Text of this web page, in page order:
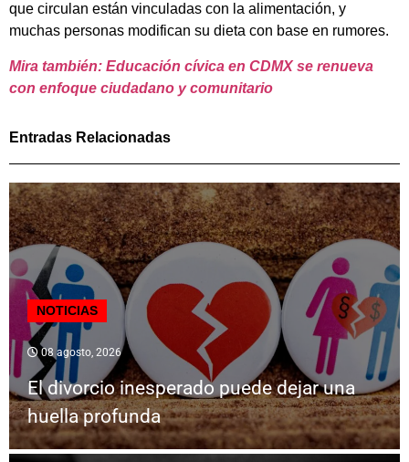
que circulan están vinculadas con la alimentación, y
muchas personas modifican su dieta con base en rumores.
Mira también: Educación cívica en CDMX se renueva
con enfoque ciudadano y comunitario
Entradas Relacionadas
NOTICIAS
08 agosto, 2026
El divorcio inesperado puede dejar una
huella profunda